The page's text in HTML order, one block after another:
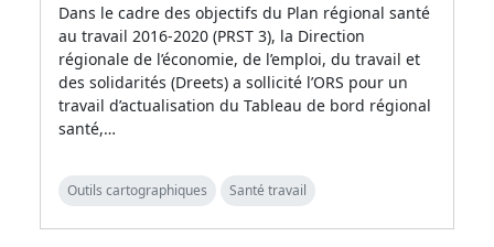
Dans le cadre des objectifs du Plan régional santé
au travail 2016-2020 (PRST 3), la Direction
régionale de l’économie, de l’emploi, du travail et
des solidarités (Dreets) a sollicité l’ORS pour un
travail d’actualisation du Tableau de bord régional
santé,…
Outils cartographiques Santé travail